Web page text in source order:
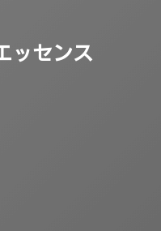
ッセンス